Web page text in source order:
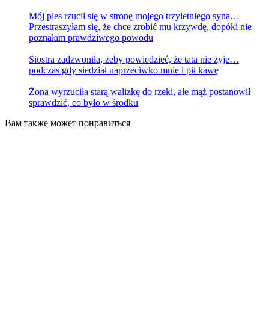
Mój pies rzucił się w stronę mojego trzyletniego syna…
Przestraszyłam się, że chce zrobić mu krzywdę, dopóki nie
poznałam prawdziwego powodu
Siostra zadzwoniła, żeby powiedzieć, że tata nie żyje…
podczas gdy siedział naprzeciwko mnie i pił kawę
Żona wyrzuciła starą walizkę do rzeki, ale mąż postanowił
sprawdzić, co było w środku
Вам также может понравиться